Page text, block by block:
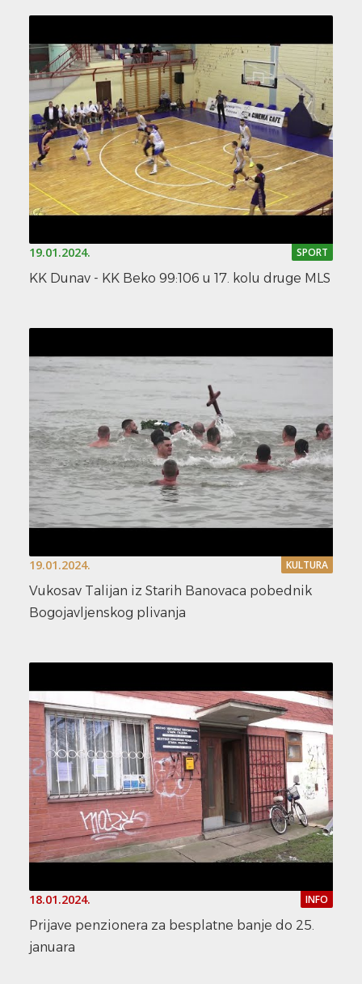
19.01.2024. SPORT
KK Dunav - KK Beko 99:106 u 17. kolu druge MLS
19.01.2024. KULTURA
Vukosav Talijan iz Starih Banovaca pobednik
Bogojavljenskog plivanja
18.01.2024. INFO
Prijave penzionera za besplatne banje do 25.
januara